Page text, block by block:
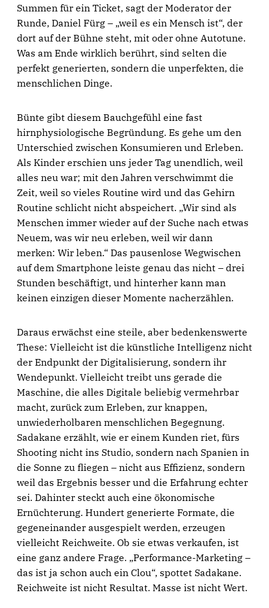
Summen für ein Ticket, sagt der Moderator der
Runde, Daniel Fürg – „weil es ein Mensch ist“, der
dort auf der Bühne steht, mit oder ohne Autotune.
Was am Ende wirklich berührt, sind selten die
perfekt generierten, sondern die unperfekten, die
menschlichen Dinge.
Bünte gibt diesem Bauchgefühl eine fast
hirnphysiologische Begründung. Es gehe um den
Unterschied zwischen Konsumieren und Erleben.
Als Kinder erschien uns jeder Tag unendlich, weil
alles neu war; mit den Jahren verschwimmt die
Zeit, weil so vieles Routine wird und das Gehirn
Routine schlicht nicht abspeichert. „Wir sind als
Menschen immer wieder auf der Suche nach etwas
Neuem, was wir neu erleben, weil wir dann
merken: Wir leben.“ Das pausenlose Wegwischen
auf dem Smartphone leiste genau das nicht – drei
Stunden beschäftigt, und hinterher kann man
keinen einzigen dieser Momente nacherzählen.
Daraus erwächst eine steile, aber bedenkenswerte
These: Vielleicht ist die künstliche Intelligenz nicht
der Endpunkt der Digitalisierung, sondern ihr
Wendepunkt. Vielleicht treibt uns gerade die
Maschine, die alles Digitale beliebig vermehrbar
macht, zurück zum Erleben, zur knappen,
unwiederholbaren menschlichen Begegnung.
Sadakane erzählt, wie er einem Kunden riet, fürs
Shooting nicht ins Studio, sondern nach Spanien in
die Sonne zu fliegen – nicht aus Effizienz, sondern
weil das Ergebnis besser und die Erfahrung echter
sei. Dahinter steckt auch eine ökonomische
Ernüchterung. Hundert generierte Formate, die
gegeneinander ausgespielt werden, erzeugen
vielleicht Reichweite. Ob sie etwas verkaufen, ist
eine ganz andere Frage. „Performance-Marketing –
das ist ja schon auch ein Clou“, spottet Sadakane.
Reichweite ist nicht Resultat. Masse ist nicht Wert.